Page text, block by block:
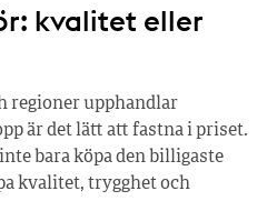
kvalitet eller
regioner upphandlar
är det lätt att fastna i priset.
bara köpa den billigaste
kvalitet, trygghet och